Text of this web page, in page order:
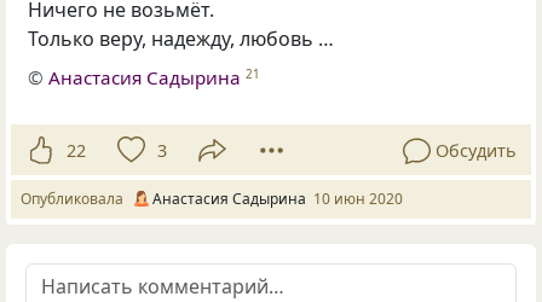
Ничего не возьмёт.
Только веру, надежду, любовь …
©Анастасия Садырина 21
22 3 Обсудить
Опубликовала Анастасия Садырина 10 июн 2020